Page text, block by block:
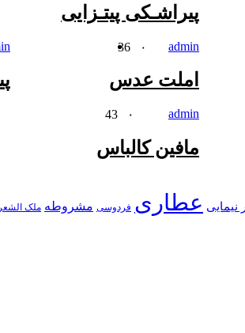
پیراشـکی پیتـزایی
admin ۰
املت عدس
admin ۰
مافین کالباس
نیمایی عطاری فردوسی مشروطه ملک الشعرا